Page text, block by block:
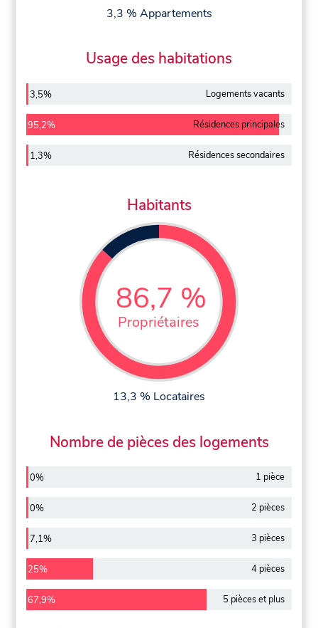
3,3 % Appartements
Usage des habitations
3,5% Logements vacants
95,2% Résidences principales
1,3% Résidences secondaires
Habitants
86,7 %
Propriétaires
13,3 % Locataires
Nombre de pièces des logements
0% 1 pièce
0% 2 pièces
7,1% 3 pièces
25% 4 pièces
67,9% 5 pièces et plus